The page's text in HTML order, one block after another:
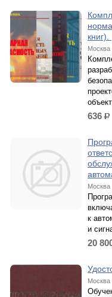
книг).
Москва
636 р.
Москва
к
и
20
Москва